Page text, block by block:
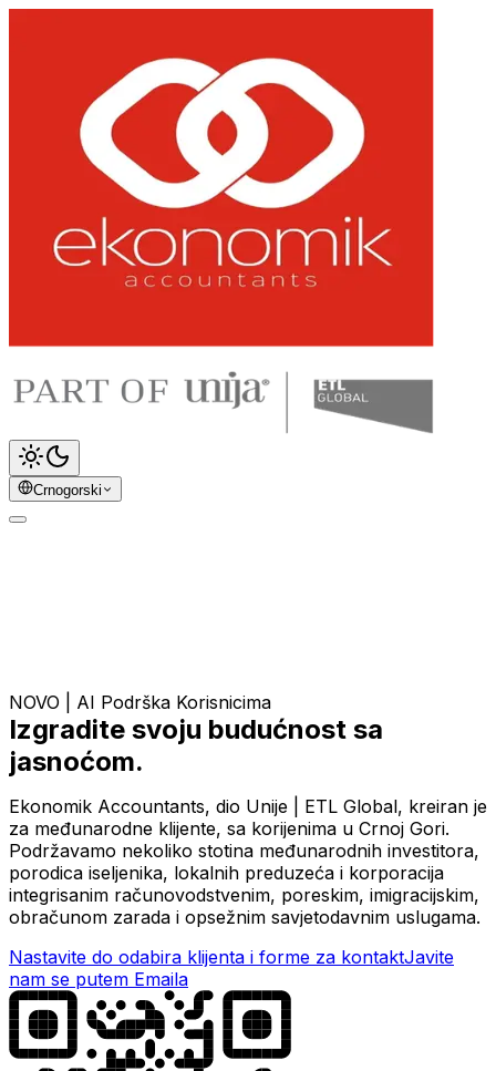
Crnogorski
NOVO | AI Podrška Korisnicima
Izgradite svoju budućnost sa
jasnoćom.
Ekonomik Accountants, dio Unije | ETL Global, kreiran je
za međunarodne klijente, sa korijenima u Crnoj Gori.
Podržavamo nekoliko stotina međunarodnih investitora,
porodica iseljenika, lokalnih preduzeća i korporacija
integrisanim računovodstvenim, poreskim, imigracijskim,
obračunom zarada i opsežnim savjetodavnim uslugama.
Nastavite do odabira klijenta i forme za kontaktJavite
nam se putem Emaila